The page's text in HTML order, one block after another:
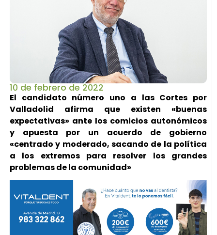
10 de febrero de 2022
El candidato número uno a las Cortes por
Valladolid afirma que existen «buenas
expectativas» ante los comicios autonómicos
y apuesta por un acuerdo de gobierno
«centrado y moderado, sacando de la política
a los extremos para resolver los grandes
problemas de la comunidad»